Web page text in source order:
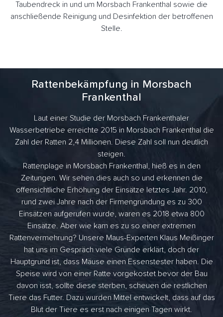
Taubendreck in und um Morsbach Frankenthal sowie die
anschließende Reinigung und Desinfektion der betroffenen
Stelle.
Rattenbekämpfung in Morsbach
Frankenthal
Laut einer Studie der Morsbach Frankenthaler
Wasserbetriebe erreichte 2015 in Morsbach Frankenthal die
Zahl der Ratten 2,4 Millionen. Diese Zahl soll nun deutlich
steigen.
Rattenplage in Morsbach Frankenthal, hieß es in den
Zeitungen. Wir sehen dies auch so und erkennen die
offensichtliche Erhöhung der Einsätze letztes Jahr. 2010,
rund zwei Jahre nach der Firmengründung es zu 300
Einsätzen aufgerufen wurde, waren es 2018 etwa 800
Einsätze. Aber wie kam es zu so einer extremen
Rattenvermehrung? Unsere Maus-Experten Klaus Meißinger
hat uns im Gespräch viele Gründe erklärt, doch der
Hauptgrund ist, dass Mäuse einen Essenstester haben. Die
Speise wird von einer Ratte vorgekostet bevor der Bau
davon isst, sollte diese sterben, scheuen die restlichen
Tiere das Futter. Dazu wurden Mittel entwickelt, dass auf das
Blut der Tiere es erst nach einigen Tagen wirkt.